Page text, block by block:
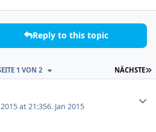
Reply to this topic
NÄCHSTE
1 VON 2
at 21:356. Jan 2015